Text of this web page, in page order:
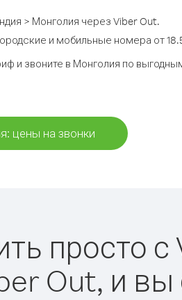
> Монголия через Viber Out.
и мобильные номера от
и звоните в Монголия по
цены на звонки
просто с
Out, и